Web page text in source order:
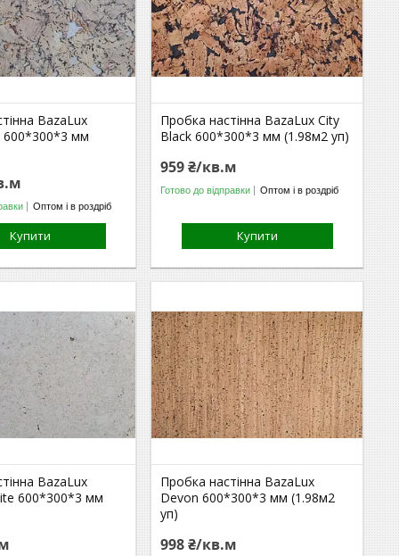
BazaLux
600*300*3 мм
Оптом і в роздріб
Купити
Пробка настінна BazaLux City
Black 600*300*3 мм (1.98м2 уп)
959 ₴/кв.м
Готово до відправки Оптом і в роздріб
Купити
BazaLux
600*300*3 мм
Пробка настінна BazaLux
Devon 600*300*3 мм (1.98м2
уп)
998 ₴/кв.м